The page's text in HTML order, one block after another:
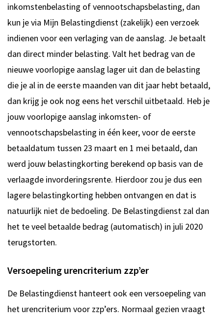
inkomstenbelasting of vennootschapsbelasting, dan
kun je via Mijn Belastingdienst (zakelijk) een verzoek
indienen voor een verlaging van de aanslag. Je betaalt
dan direct minder belasting. Valt het bedrag van de
nieuwe voorlopige aanslag lager uit dan de belasting
die je al in de eerste maanden van dit jaar hebt betaald,
dan krijg je ook nog eens het verschil uitbetaald. Heb je
jouw voorlopige aanslag inkomsten- of
vennootschapsbelasting in één keer, voor de eerste
betaaldatum tussen 23 maart en 1 mei betaald, dan
werd jouw belastingkorting berekend op basis van de
verlaagde invorderingsrente. Hierdoor zou je dus een
lagere belastingkorting hebben ontvangen en dat is
natuurlijk niet de bedoeling. De Belastingdienst zal dan
het te veel betaalde bedrag (automatisch) in juli 2020
terugstorten.
Versoepeling urencriterium zzp’er
De Belastingdienst hanteert ook een versoepeling van
het urencriterium voor zzp’ers. Normaal gezien vraagt